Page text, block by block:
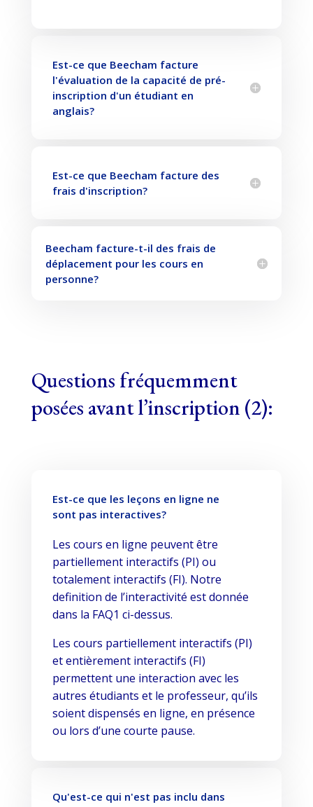
Est-ce que Beecham facture
l'évaluation de la capacité de pré-
inscription d'un étudiant en
anglais?
Est-ce que Beecham facture des
frais d'inscription?
Beecham facture-t-il des frais de
déplacement pour les cours en
personne?
Questions fréquemment
posées avant l’inscription (2):
Est-ce que les leçons en ligne ne
sont pas interactives?
Les cours en ligne peuvent être
partiellement interactifs (PI) ou
totalement interactifs (FI). Notre
definition de l’interactivité est donnée
dans la FAQ1 ci-dessus.
Les cours partiellement interactifs (PI)
et entièrement interactifs (FI)
permettent une interaction avec les
autres étudiants et le professeur, qu’ils
soient dispensés en ligne, en présence
ou lors d’une courte pause.
Qu'est-ce qui n'est pas inclu dans